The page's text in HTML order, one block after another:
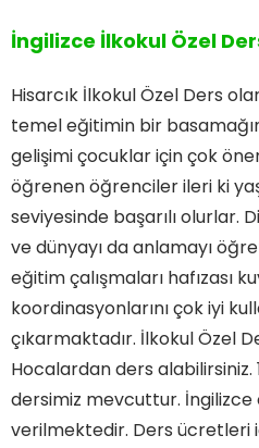
İngilizce İlkokul Özel
Hisarcık İlkokul Özel Ders
temel eğitimin bir
gelişimi çocuklar için çok
öğrenen öğrenciler ileri ki
seviyesinde başarılı olurlar.
ve dünyayı da anlamayı
eğitim çalışmaları hafızası
koordinasyonlarını çok iyi
çıkarmaktadır. İlkokul Özel
Hocalardan ders
dersimiz mevcuttur.
verilmektedir. Ders ücretleri